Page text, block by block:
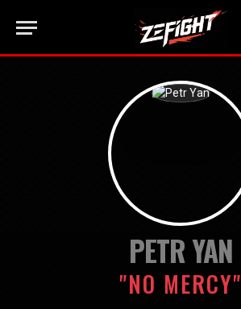
PETR YAN
"NO MERCY"